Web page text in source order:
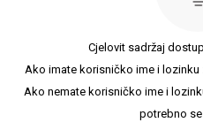
Cjelovit sadržaj
Ako imate korisničko ime i
Ako nemate korisničko ime i
potrebno